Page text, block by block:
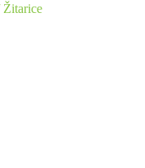
Žitarice